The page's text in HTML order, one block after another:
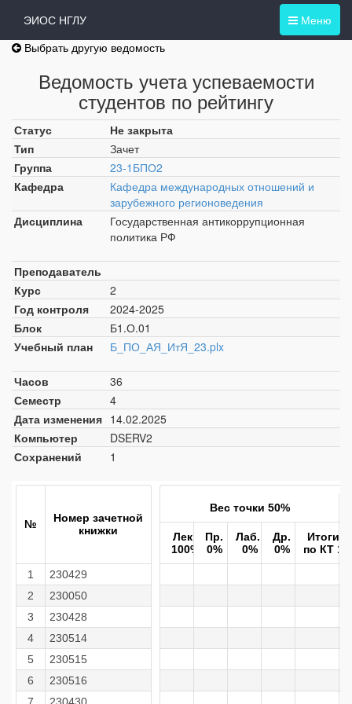
Меню
ЭИОС НГЛУ
Выбрать другую ведомость
Ведомость учета успеваемости
студентов по рейтингу
Статус
Не закрыта
Тип
Зачет
Группа
23-1БПО2
Кафедра
Кафедра международных отношений и
зарубежного регионоведения
Дисциплина
Государственная антикоррупционная
политика РФ
Преподаватель
Курс
2
Год контроля
2024-2025
Блок
Б1.О.01
Учебный план
Б_ПО_АЯ_ИтЯ_23.plx
Часов
36
Семестр
4
Дата изменения 14.02.2025
Компьютер
DSERV2
Сохранений
1
№
Номер зачетной
книжки
1
230429
2
230050
3
230428
4
230514
5
230515
6
230516
Вес точки 50%
Лек.
100%
Пр.
0%
Лаб.
0%
Др.
0%
Итоги
по КТ 1